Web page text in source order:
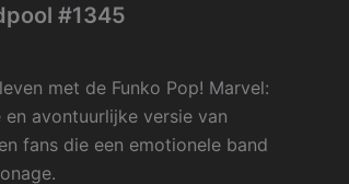
#1345
met de Funko Pop! Marvel:
avontuurlijke versie van
fans die een emotionele band